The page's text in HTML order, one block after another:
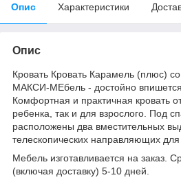
Опис Характеристики
Опис
Кровать Кровать Карамель (плюс)
МАКСИ-МЕбель - достойно
Комфортная и практичная кровать
ребенка, так и для взрослого. Под
расположены два вместительных
телескопических направляющих для
Мебель изготавливается на заказ.
(включая доставку) 5-10 дней.